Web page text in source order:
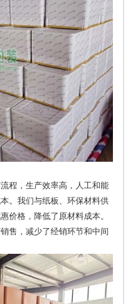
程，生产效率高，人工和能
。我们与纸板、环保材料供
价格，降低了原材料成本。
售，减少了经销环节和中间